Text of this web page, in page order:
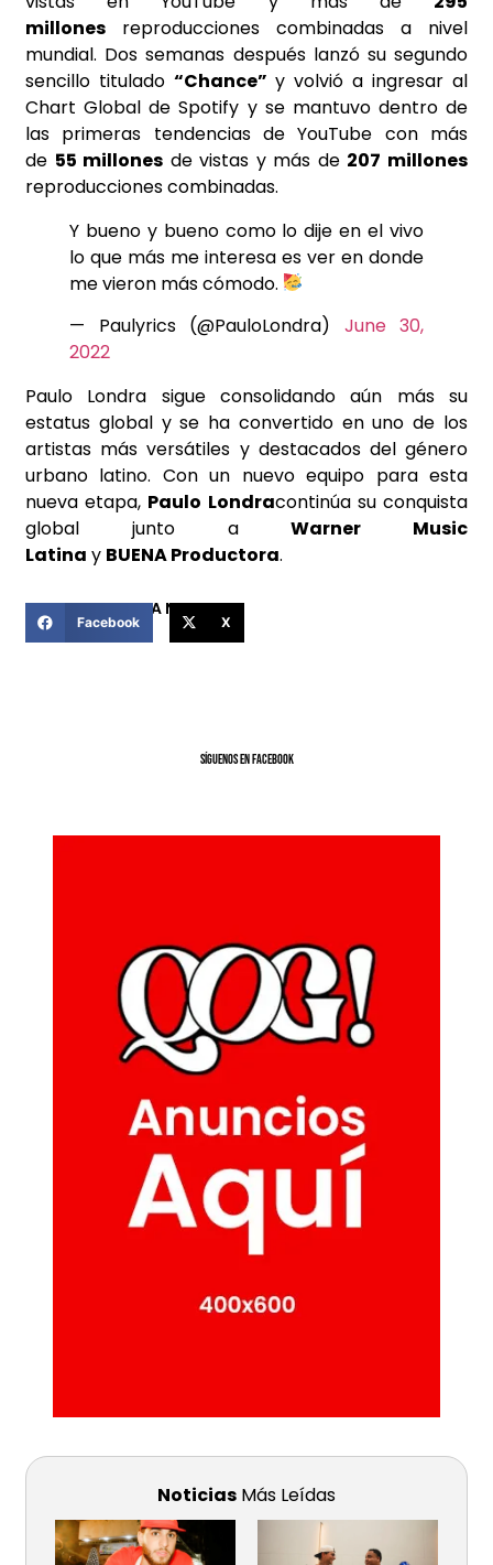
millones reproducciones combinadas a nivel
mundial. Dos semanas después lanzó su segundo
sencillo titulado “Chance” y volvió a ingresar al
Chart Global de Spotify y se mantuvo dentro de
las primeras tendencias de YouTube con más
de 55 millones de vistas y más de 207 millones
reproducciones combinadas.
Y bueno y bueno como lo dije en el vivo
lo que más me interesa es ver en donde
me vieron más cómodo.
— Paulyrics (@PauloLondra) June 30,
2022
Paulo Londra sigue consolidando aún más su
estatus global y se ha convertido en uno de los
artistas más versátiles y destacados del género
urbano latino. Con un nuevo equipo para esta
nueva etapa, Paulo Londracontinúa su conquista
global junto aWarner Music
Latina y BUENAProductora.
COMPARTIR ESTA NOTICIA
Facebook X
SíGUENOS EN FACEBOOK
Noticias Más Leídas